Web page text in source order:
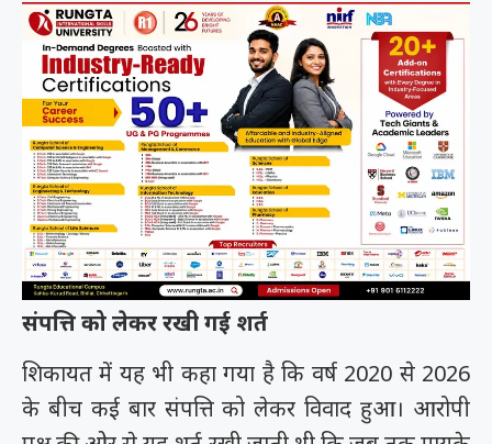
संपत्ति को लेकर रखी गई शर्त
शिकायत में यह भी कहा गया है कि वर्ष 2020 से 2026
के बीच कई बार संपत्ति को लेकर विवाद हुआ। आरोपी